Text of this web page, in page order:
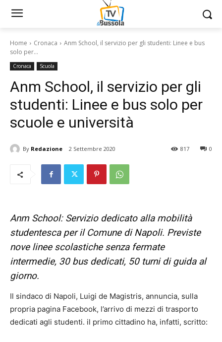
Home Cronaca
Anm School, il servizio per gli studenti: Linee e bus
solo per...
Cronaca Scuola
Anm School, il servizio per gli
studenti: Linee e bus solo per
scuole e università
By Redazione 2 Settembre 2020 0
817
Anm School: Servizio dedicato alla mobilità
studentesca per il Comune di Napoli. Previste
nove linee scolastiche senza fermate
intermedie, 30 bus dedicati, 50 turni di guida al
giorno.
Il sindaco di Napoli, Luigi de Magistris, annuncia, sulla
propria pagina Facebook, l’arrivo di mezzi di trasporto
dedicati agli studenti. il primo cittadino ha, infatti, scritto: